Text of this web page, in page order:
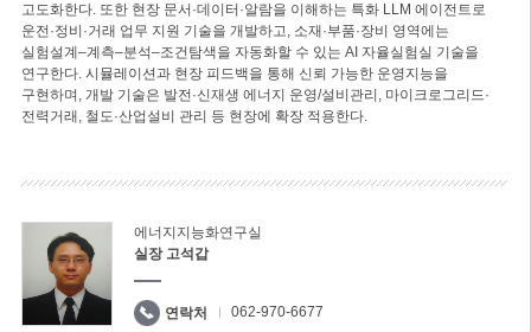
고도화한다. 또한 현장 문서·데이터·알람을 이해하는 특화 LLM 에이전트로
운전·정비·거래 업무 지원 기술을 개발하고, 소재·부품·장비 영역에는
실험설계–계측–분석–조건탐색을 자동화할 수 있는 AI 자율실험실 기술을
연구한다. 시뮬레이션과 현장 피드백을 통해 신뢰 가능한 운영지능을
구현하며, 개발 기술은 발전·신재생 에너지 운영/설비관리, 마이크로그리드·
전력거래, 철도·산업설비 관리 등 현장에 확장 적용한다.
에너지지능화연구실
실장 고석갑
연락처 062-970-6677